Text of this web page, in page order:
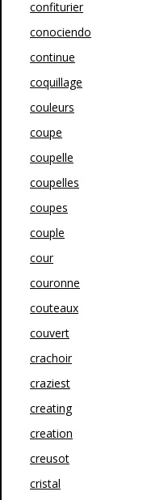
confiturier
conociendo
continue
coquillage
couleurs
coupe
coupelle
coupelles
coupes
couple
cour
couronne
couteaux
couvert
crachoir
craziest
creating
creation
creusot
cristal